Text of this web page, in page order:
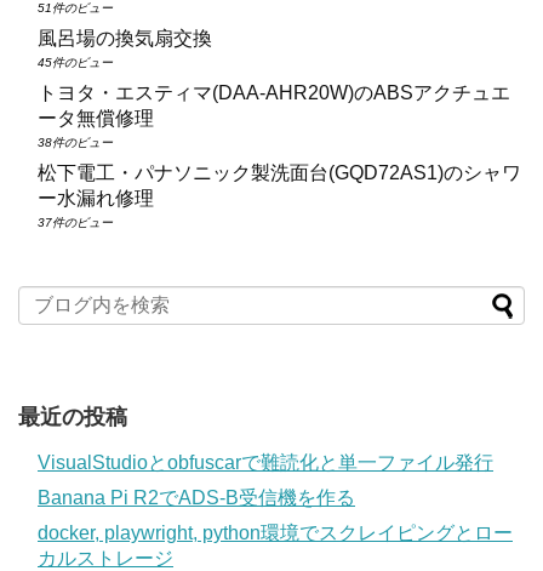
51件のビュー
風呂場の換気扇交換
45件のビュー
トヨタ・エスティマ(DAA‑AHR20W)のABSアクチュエ
ータ無償修理
38件のビュー
松下電工・パナソニック製洗面台(GQD72AS1)のシャワ
ー水漏れ修理
37件のビュー
最近の投稿
VisualStudioとobfuscarで難読化と単一ファイル発行
Banana Pi R2でADS-B受信機を作る
docker, playwright, python環境でスクレイピングとロー
カルストレージ